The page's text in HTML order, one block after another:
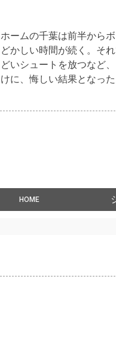
ホームの千葉は前半から
どかしい時間が続く。そ
どいシュートを放つなど
けに、悔しい結果となっ
HOME